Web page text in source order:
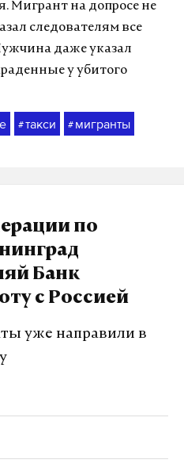
Мигрант на допросе не
следователям все
даже указал
у убитого
#такси # мигранты
по
Банк
с Россией
уже направили в